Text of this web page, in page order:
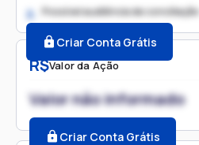
R$Valor da Ação
Valor não informado
Criar Conta Grátis
2. Possível audiência de conciliação
Criar Conta Grátis